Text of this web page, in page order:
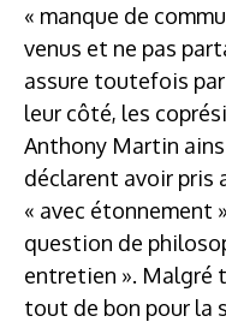
« manque de
venus et ne pas
assure toutefois
leur côté, les
Anthony Martin
déclarent avoir pris
« avec étonnement
question de
entretien ». Malgré
tout de bon pour la